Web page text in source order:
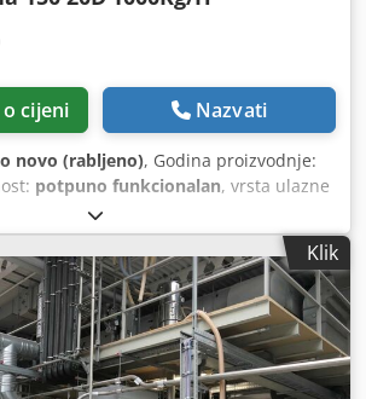
cijeni Nazvati
novo (rabljeno), Godina proizvodnje:
potpuno funkcionalan, vrsta ulazne
linija je u izvrsnom stanju,
se isporučiti odmah, uz mali broj
Ez Ero Amgskr Sastavni dijelovi
150 mm 20D hladni vakuumski
model) 2. Glava za ekstruziju
3. 6 m infracrvena peć za
mm) 4. 6 m peć za sušenje toplim
mm) 5. 6 m peć za sušenje toplim
Klik